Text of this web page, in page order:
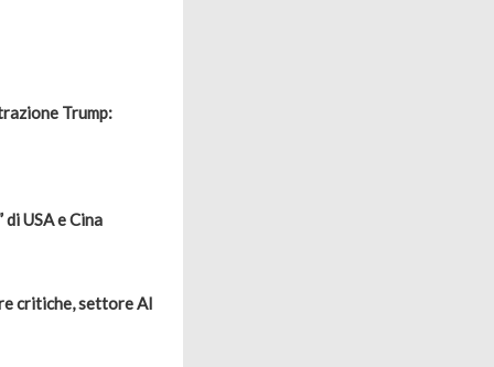
Trump:
USA e Cina
critiche, settore AI